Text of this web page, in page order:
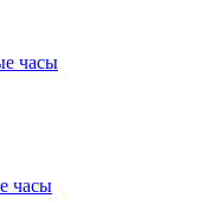
часы
часы